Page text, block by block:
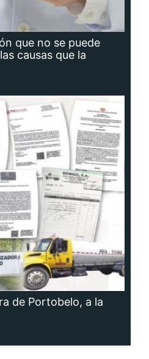
que no se puede
causas que la
de Portobelo, a la